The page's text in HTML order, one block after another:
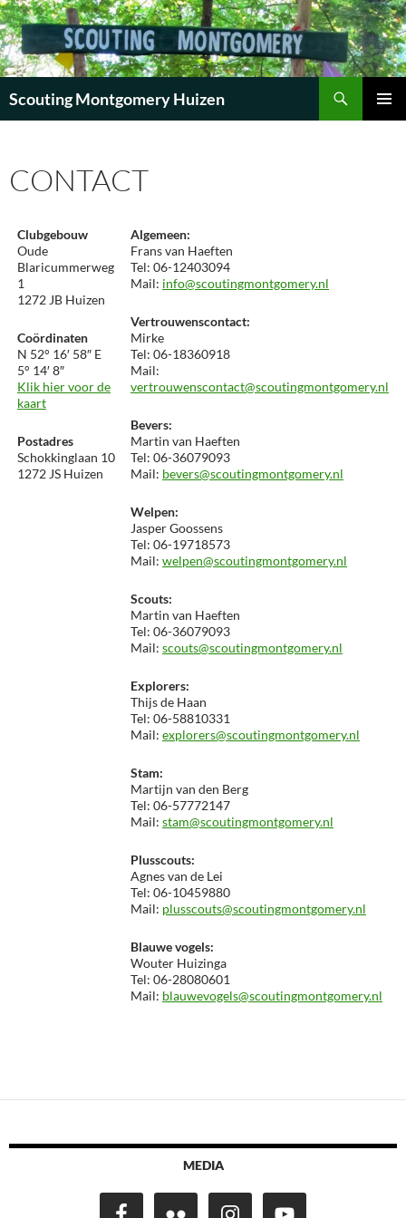
Scouting Montgomery Huizen
INHOUD
CONTACT
Clubgebouw
Oude
Blaricummerweg
1
1272 JB Huizen
Coördinaten
N 52° 16′ 58″ E
5° 14′ 8″
Klik hier voor de
kaart
Postadres
Schokkinglaan 10
1272 JS Huizen
Algemeen:
Frans van Haeften
Tel: 06-12403094
Mail: info@scoutingmontgomery.nl
Vertrouwenscontact:
Mirke
Tel: 06-18360918
Mail:
vertrouwenscontact@scoutingmontgomery.nl
Bevers:
Martin van Haeften
Tel: 06-36079093
Mail: bevers@scoutingmontgomery.nl
Welpen:
Jasper Goossens
Tel: 06-19718573
Mail: welpen@scoutingmontgomery.nl
Scouts:
Martin van Haeften
Tel: 06-36079093
Mail: scouts@scoutingmontgomery.nl
Explorers:
Thijs de Haan
Tel: 06-58810331
Mail: explorers@scoutingmontgomery.nl
Stam:
Martijn van den Berg
Tel: 06-57772147
Mail: stam@scoutingmontgomery.nl
Plusscouts:
Agnes van de Lei
Tel: 06-10459880
Mail: plusscouts@scoutingmontgomery.nl
Blauwe vogels:
Wouter Huizinga
Tel: 06-28080601
Mail: blauwevogels@scoutingmontgomery.nl
MEDIA